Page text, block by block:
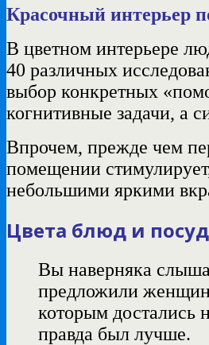
Красочный интерьер
В цветном интерьере
40 различных
выбор конкретных
когнитивные задачи, а
Впрочем, прежде чем
помещении стимулирует
небольшими яркими
Цвета блюд и
Вы наверняка
предложили
которым достались
правда был лучше.